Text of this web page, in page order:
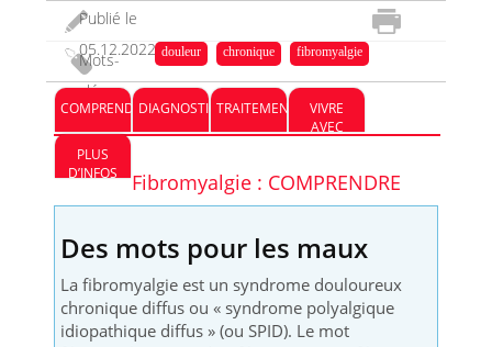
Publié le
05.12.2022
Mots-
clés :
douleur chronique fibromyalgie
COMPRENDREDIAGNOSTICTRAITEMENT
VIVRE
AVEC
PLUS
D’INFOS
Fibromyalgie : COMPRENDRE
Des mots pour les maux
La fibromyalgie est un syndrome douloureux
chronique diffus ou « syndrome polyalgique
idiopathique diffus » (ou SPID). Le mot